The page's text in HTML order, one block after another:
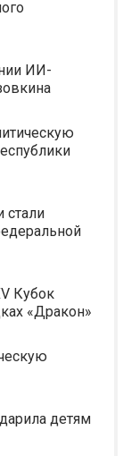
ИИ-
стали
Кубок
«Дракон»
детям